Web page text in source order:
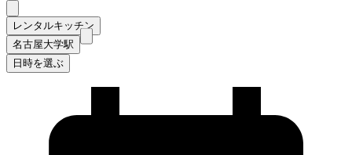
レンタルキッチン
名古屋大学駅
日時を選ぶ